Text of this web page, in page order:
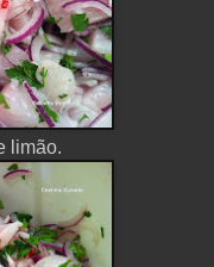
limão.